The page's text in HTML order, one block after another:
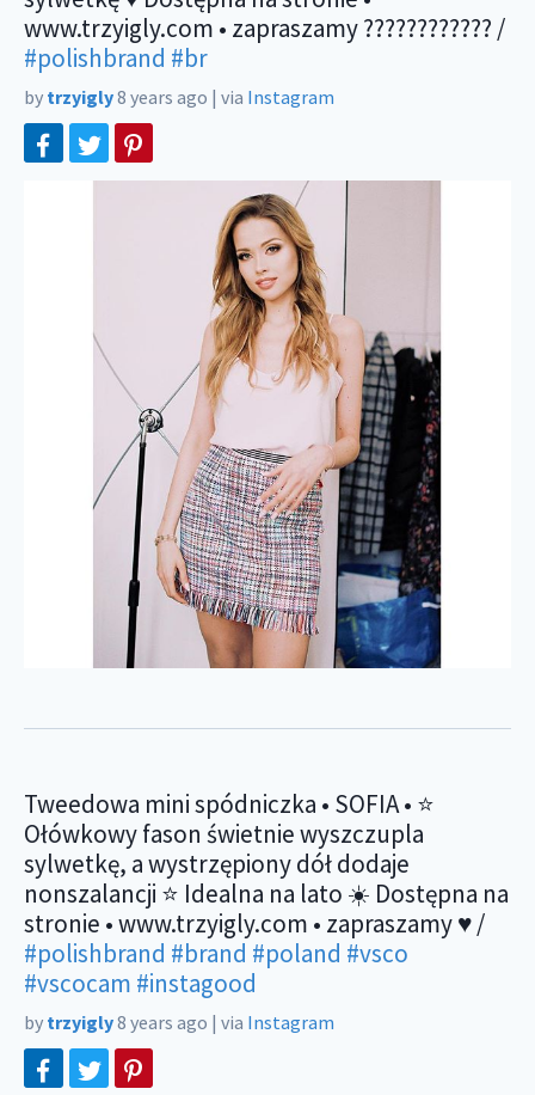
www.trzyigly.com • zapraszamy ???????????? /
#polishbrand #br
by trzyigly8 years ago | via Instagram
Tweedowa mini spódniczka • SOFIA • ⭐️
Ołówkowy fason świetnie wyszczupla
sylwetkę, a wystrzępiony dół dodaje
nonszalancji ⭐️ Idealna na lato ☀️ Dostępna na
stronie • www.trzyigly.com • zapraszamy ♥️ /
#polishbrand #brand #poland #vsco
#vscocam #instagood
by trzyigly8 years ago | via Instagram